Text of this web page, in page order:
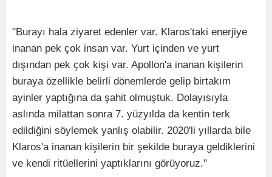
"Burayı hala ziyaret edenler var. Klaros'taki enerjiye
inanan pek çok insan var. Yurt içinden ve yurt
dışından pek çok kişi var. Apollon'a inanan kişilerin
buraya özellikle belirli dönemlerde gelip birtakım
ayinler yaptığına da şahit olmuştuk. Dolayısıyla
aslında milattan sonra 7. yüzyılda da kentin terk
edildiğini söylemek yanlış olabilir. 2020'li yıllarda bile
Klaros'a inanan kişilerin bir şekilde buraya geldiklerini
ve kendi ritüellerini yaptıklarını görüyoruz."